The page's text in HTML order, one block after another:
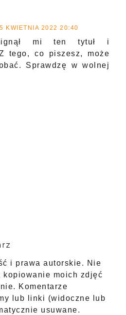
5 KWIETNIA 2022 20:40
mi ten tytuł i
tego, co piszesz, może
Sprawdzę w wolnej
i prawa autorskie. Nie
kopiowanie moich zdjęć
Komentarze
lub linki (widoczne lub
usuwane.